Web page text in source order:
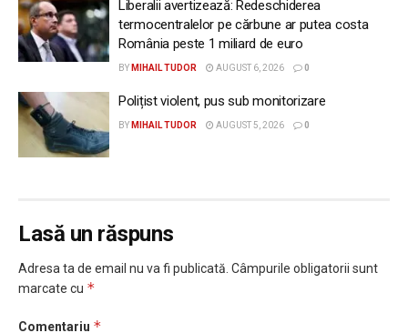
Liberalii avertizează: Redeschiderea
termocentralelor pe cărbune ar putea costa
România peste 1 miliard de euro
BY MIHAIL TUDOR AUGUST 6, 2026 0
Polițist violent, pus sub monitorizare
BY MIHAIL TUDOR AUGUST 5, 2026 0
Lasă un răspuns
Adresa ta de email nu va fi publicată. Câmpurile obligatorii sunt
marcate cu *
Comentariu *